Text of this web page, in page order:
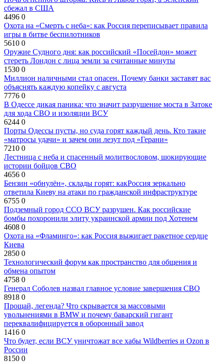
сбежал в США
4496 0
Охота на «Смерть с неба»: как Россия переписывает правила
игры в битве беспилотников
5610 0
Оружие Судного дня: как российский «Посейдон» может
стереть Лондон с лица земли за считанные минуты
1530 0
Миллион наличными стал опасен. Почему банки заставят вас
объяснять каждую копейку с августа
7776 0
В Одессе дикая паника: что значит разрушение моста в Затоке
для хода СВО и изоляции ВСУ
6244 0
Порты Одессы пусты, но суда горят каждый день. Кто такие
«матросы удачи» и зачем они лезут под «Герани»
7210 0
Лестница с неба и спасенный молитвословом, шокирующие
истории бойцов СВО
4656 0
Бензин «обнулён», склады горят: какРоссия зеркально
ответила Киеву на атаки по гражданской инфраструктуре
6755 0
Подземный город ССО ВСУ разрушен. Как российские
бомбы похоронили элиту украинской армии под Хотенем
4608 0
Охота на «Фламинго»: как Россия выжигает ракетное сердце
Киева
2850 0
Технологический форум как пространство для общения и
обмена опытом
4758 0
Генерал Соболев назвал главное условие завершения СВО
8918 0
Прощай, легенда? Что скрывается за массовыми
увольнениями в BMW и почему баварский гигант
переквалифицируется в оборонный завод
1416 0
Что будет, если ВСУ уничтожат все хабы Wildberries и Ozon в
России
8150 0